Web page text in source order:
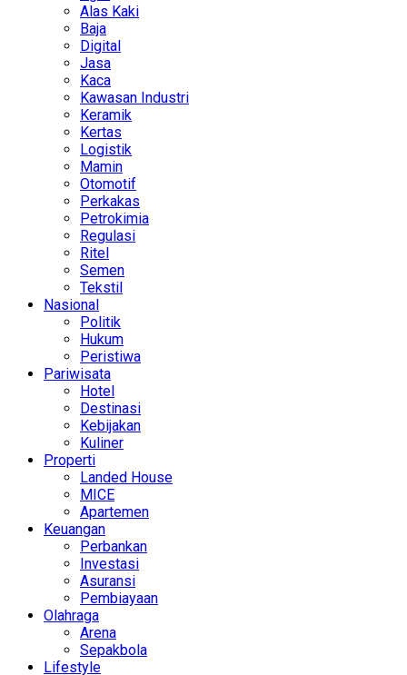
Alas Kaki
Baja
Digital
Jasa
Kaca
Kawasan Industri
Keramik
Kertas
Logistik
Mamin
Otomotif
Perkakas
Petrokimia
Regulasi
Ritel
Semen
Tekstil
Nasional
Politik
Hukum
Peristiwa
Pariwisata
Hotel
Destinasi
Kebijakan
Kuliner
Properti
Landed House
MICE
Apartemen
Keuangan
Perbankan
Investasi
Asuransi
Pembiayaan
Olahraga
Arena
Sepakbola
Lifestyle